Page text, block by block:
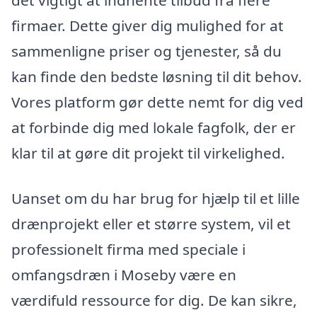
firmaer. Dette giver dig mulighed for at
sammenligne priser og tjenester, så du
kan finde den bedste løsning til dit behov.
Vores platform gør dette nemt for dig ved
at forbinde dig med lokale fagfolk, der er
klar til at gøre dit projekt til virkelighed.
Uanset om du har brug for hjælp til et lille
drænprojekt eller et større system, vil et
professionelt firma med speciale i
omfangsdræn i Moseby være en
værdifuld ressource for dig. De kan sikre,